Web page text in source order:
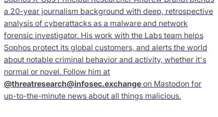
a 20-year journalism background with deep, retrospective
analysis of cyberattacks as a malware and network
forensic investigator. His work with the Labs team helps
Sophos protect its global customers, and alerts the world
about notable criminal behavior and activity, whether it's
normal or novel. Follow him at
@threatresearch@infosec.exchange on Mastodon for
up-to-the-minute news about all things malicious.